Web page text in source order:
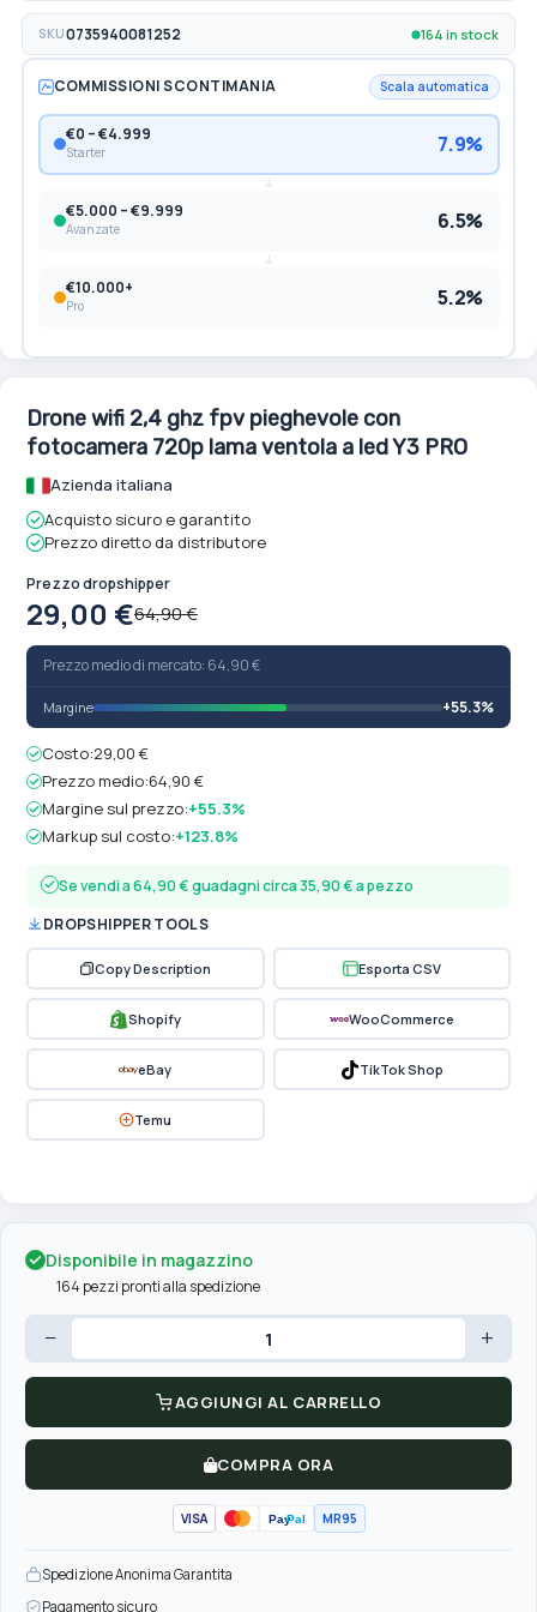
SKU0735940081252 164 in stock
COMMISSIONI SCONTIMANIA Scala automatica
€0 – €4.999
Starter 7.9%
€5.000 – €9.999
Avanzate 6.5%
€10.000+
Pro 5.2%
Drone wifi 2,4 ghz fpv pieghevole con
fotocamera 720p lama ventola a led Y3 PRO
Azienda italiana
Acquisto sicuro e garantito
Prezzo diretto da distributore
Prezzo dropshipper
29,00 €64,90 €
Prezzo medio di mercato: 64,90 €
Margine +55.3%
Costo:29,00 €
Prezzo medio:64,90 €
Margine sul prezzo:+55.3%
Markup sul costo:+123.8%
Se vendi a 64,90 € guadagni circa 35,90 € a pezzo
DROPSHIPPER TOOLS
Copy Description Esporta CSV
Shopify WooCommerce
eBay TikTok Shop
Temu
Disponibile in magazzino
164 pezzi pronti alla spedizione
− +
AGGIUNGI AL CARRELLO
COMPRA ORA
VISA PayPal MR95
Spedizione Anonima Garantita
Pagamento sicuro